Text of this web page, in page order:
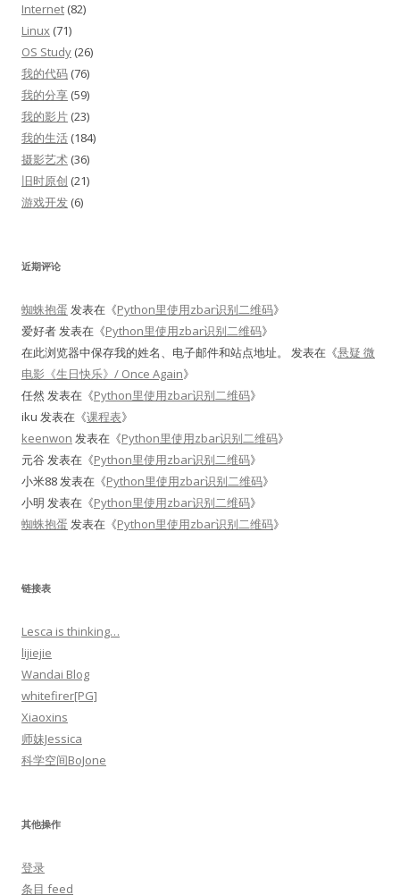
Internet (82)
Linux (71)
OS Study (26)
我的代码 (76)
我的分享 (59)
我的影片 (23)
我的生活 (184)
摄影艺术 (36)
旧时原创 (21)
游戏开发 (6)
近期评论
蜘蛛抱蛋 发表在《Python里使用zbar识别二维码》
爱好者发表在《Python里使用zbar识别二维码》
在此浏览器中保存我的姓名、电子邮件和站点地址。
发表在《悬疑 微
电影《生日快乐》/ Once Again》
任然 发表在《Python里使用zbar识别二维码》
iku 发表在《课程表》
keenwon 发表在《Python里使用zbar识别二维码》
元谷发表在《Python里使用zbar识别二维码》
小米88发表在《Python里使用zbar识别二维码》
小明 发表在《Python里使用zbar识别二维码》
蜘蛛抱蛋 发表在《Python里使用zbar识别二维码》
链接表
Lesca is thinking…
lijiejie
Wandai Blog
whitefirer[PG]
Xiaoxins
师妹Jessica
科学空间BoJone
其他操作
登录
条目 feed